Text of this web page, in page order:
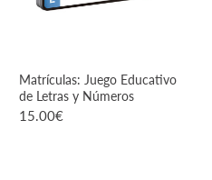
Matrículas: Juego Educativo
de Letras y Números
15.00€